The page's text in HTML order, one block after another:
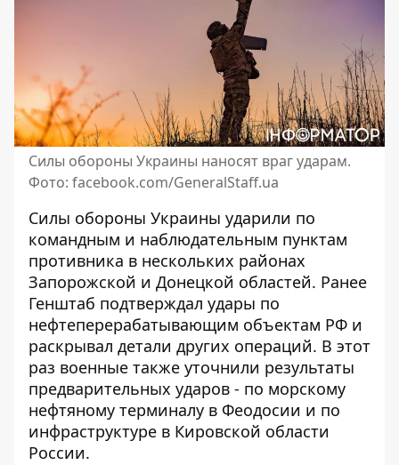
Силы обороны Украины наносят враг ударам.
Фото: facebook.com/GeneralStaff.ua
Силы обороны Украины ударили по
командным и наблюдательным пунктам
противника в нескольких районах
Запорожской и Донецкой областей. Ранее
Генштаб подтверждал удары по
нефтеперерабатывающим объектам РФ и
раскрывал детали других операций. В этот
раз военные также уточнили результаты
предварительных ударов - по морскому
нефтяному терминалу в Феодосии и по
инфраструктуре в Кировской области
России.